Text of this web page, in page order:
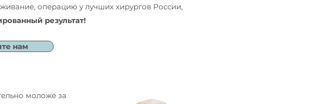
операцию у лучших хирургов России,
результат!
нам
моложе за